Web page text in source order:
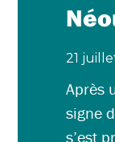
21
Après
signe
s’est